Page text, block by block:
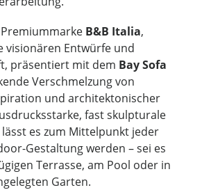
B&B Italia,
visionären Entwürfe und
präsentiert mit dem Bay Sofa
Verschmelzung von
und architektonischer
fast skulpturale
lässt es zum Mittelpunkt jeder
Gestaltung werden – sei es
Terrasse, am Pool oder in
Garten.